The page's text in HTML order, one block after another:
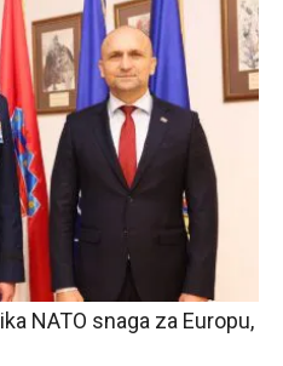
NATO snaga za Europu,